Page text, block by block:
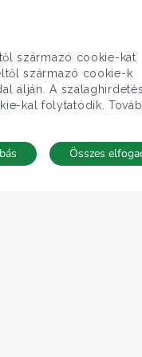
származó cookie-kat
származó cookie-k
alján. A szalaghirdetés
kal folytatódik.
Összes